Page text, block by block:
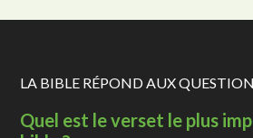
LA BIBLE RÉPOND AUX
Quel est le verset le plus